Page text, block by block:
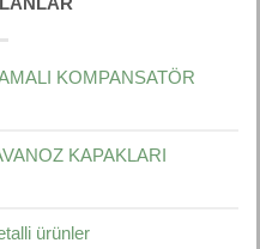
KOMPANSATÖR
KAPAKLARI
ürünler